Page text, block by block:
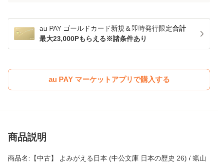
au PAY ゴールドカード新規＆即時発行限定合計
最大23,000Pもらえる※諸条件あり
au PAY マーケットアプリで購入する
商品説明
商品名:【中古】 よみがえる日本 (中公文庫 日本の歴史 26) / 蝋山